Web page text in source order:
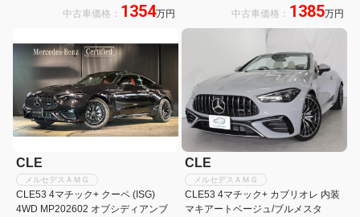
ドキャリパー デジタルLEDライト ベ
ンチレーター カーボンステアリング
ビ
中古車価格： 1354万円 中古車価格： 1385万円
CLE
メルセデスＡＭＧ
CLE53 4マチック+ クーペ (ISG)
4WD MP202602 オブシディアンブ
CLE
メルセデスＡＭＧ
CLE53 4マチック+ カブリオレ 内装
マキアートベージュ/ブルメスタ